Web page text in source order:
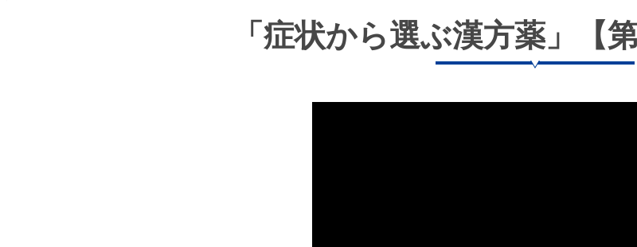
「症状から選ぶ漢方薬」【